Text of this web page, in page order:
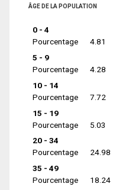
ÂGE DE LA POPULATION
0 - 4
Pourcentage
4.81
5 - 9
Pourcentage
4.28
10 - 14
Pourcentage
7.72
15 - 19
Pourcentage
5.03
20 - 34
Pourcentage
24.98
35 - 49
Pourcentage
18.24